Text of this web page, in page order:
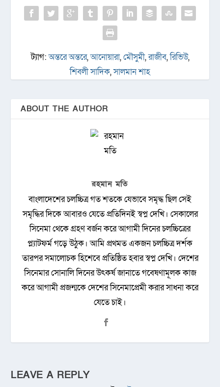
ট্যাগ:অন্তরে অন্তরে,আনোয়ারা,মৌসুমী,রাজীব,রিভিউ,
শিবলী সাদিক,সালমান শাহ
ABOUT THE AUTHOR
রহমান মতি
বাংলাদেশের চলচ্চিত্র গত শতকে যেভাবে সমৃদ্ধ ছিল সেই
সমৃদ্ধির দিকে আবারও যেতে প্রতিদিনই স্বপ্ন দেখি। সেকালের
সিনেমা থেকে গ্রহণ বর্জন করে আগামী দিনের চলচ্চিত্রের
প্ল্যাটফর্ম গড়ে উঠুক। আমি প্রথমত একজন চলচ্চিত্র দর্শক
তারপর সমালোচক হিশেবে প্রতিষ্ঠিত হবার স্বপ্ন দেখি। দেশের
সিনেমার সোনালি দিনের উৎকর্ষ জানাতে গবেষণামূলক কাজ
করে আগামী প্রজন্মকে দেশের সিনেমাপ্রেমী করার সাধনা করে
যেতে চাই।
LEAVE A REPLY